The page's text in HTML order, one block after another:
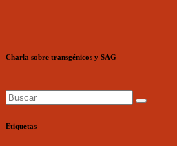
Charla sobre transgénicos y SAG
Etiquetas